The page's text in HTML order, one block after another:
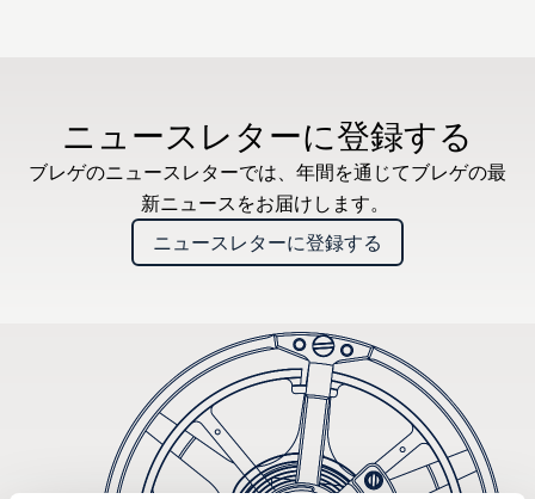
ニュースレターに登録する
ブレゲのニュースレターでは、年間を通じてブレゲの最
新ニュースをお届けします。
ニュースレターに登録する